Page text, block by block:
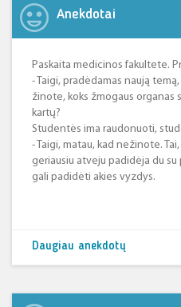
Anekdotai
Paskaita medicinos fakultete.
- Taigi, pradėdamas naują
žinote, koks žmogaus organas
kartų?
Studentės ima raudonuoti,
- Taigi, matau, kad nežinote.
geriausiu atveju padidėja du
gali padidėti akies vyzdys.
Daugiau anekdotų